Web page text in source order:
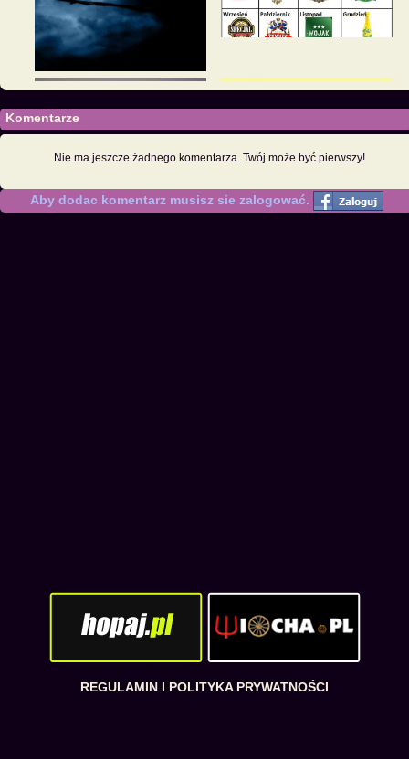
Komentarze
Nie ma jeszcze żadnego komentarza. Twój może być pierwszy!
Aby dodac komentarz musisz sie zalogować.
REGULAMIN I POLITYKA PRYWATNOŚCI